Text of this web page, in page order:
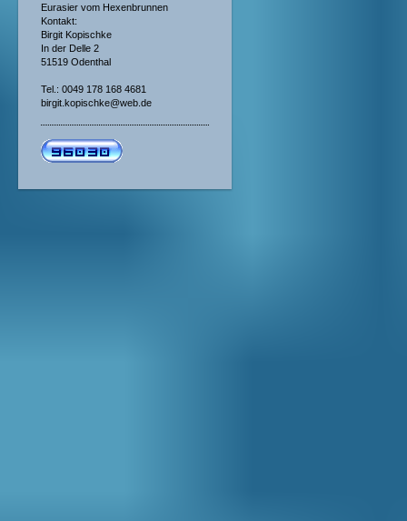
Eurasier vom Hexenbrunnen
Kontakt:
Birgit Kopischke
In der Delle 2
51519 Odenthal
Tel.: 0049 178 168 4681
birgit.kopischke@web.de